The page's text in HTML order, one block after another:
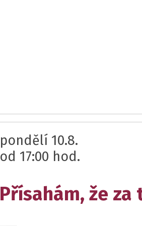
pondělí 10.8.
od 17:00 hod.
Přísahám, že za